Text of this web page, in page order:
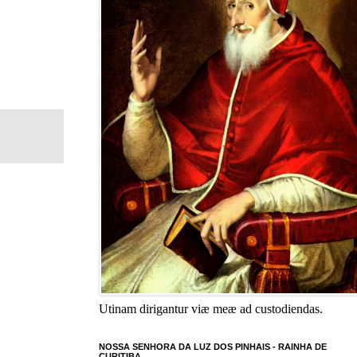
Utinam dirigantur viæ meæ ad custodiendas.
NOSSA SENHORA DA LUZ DOS PINHAIS - RAINHA DE